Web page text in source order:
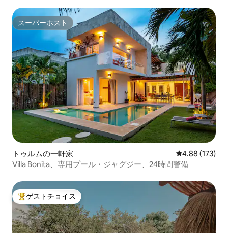
スーパーホスト
スーパーホスト
トゥルムの一軒家 レビュー173
4.88 (173)
Villa Bonita、専用プール・ジャグジー、24時間警備
大好評のゲストチョイスです。
ゲストチョイス